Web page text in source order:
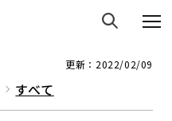
更新：2022/02/09
すべて